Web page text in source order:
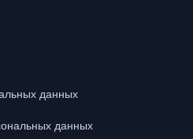
данных
данных